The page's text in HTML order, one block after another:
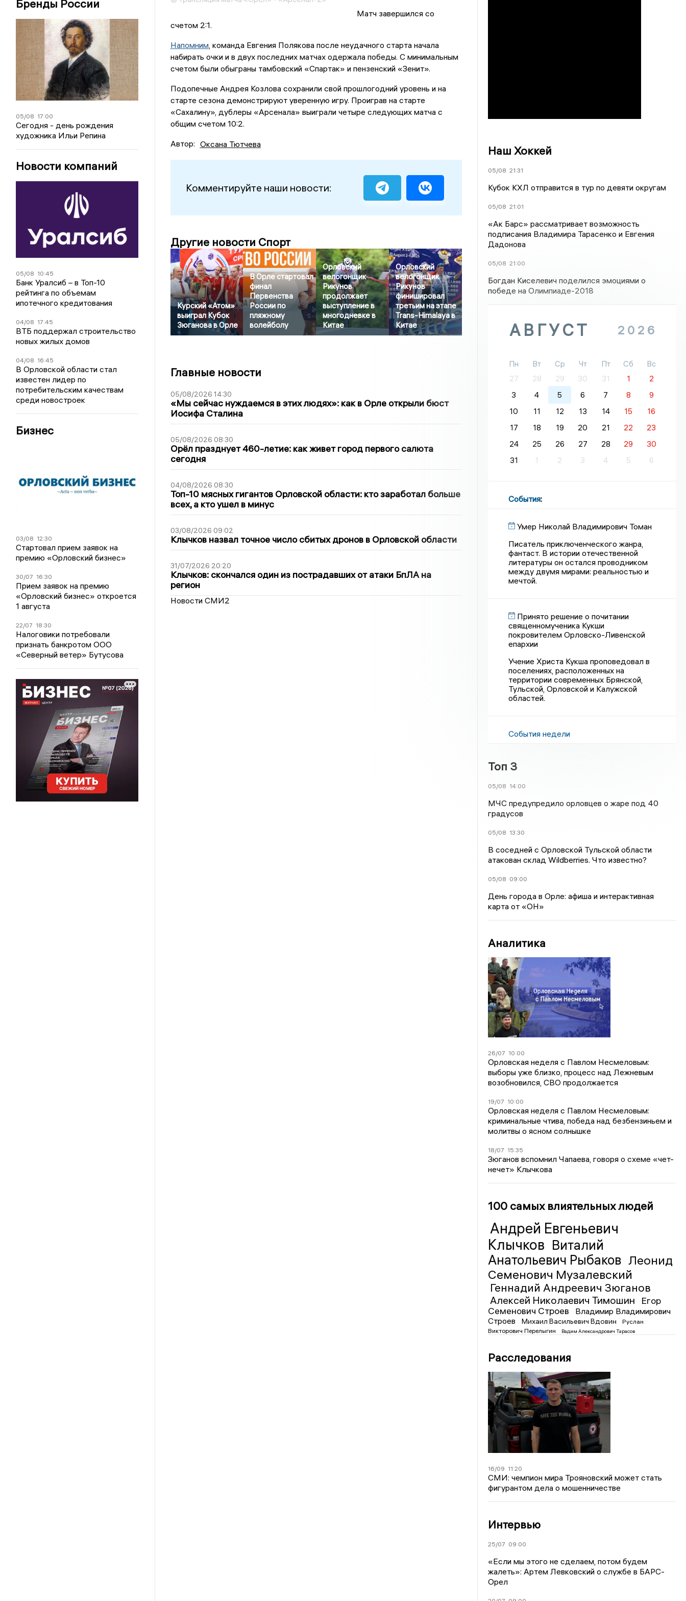
Бренды России
05/08 17:00
Сегодня - день рождения
художника Ильи Репина
Новости компаний
05/08 10:45
Банк Уралсиб – в Топ-10
рейтинга по объемам
ипотечного кредитования
04/08 17:45
ВТБ поддержал строительство
новых жилых домов
04/08 16:45
В Орловской области стал
известен лидер по
потребительским качествам
среди новостроек
Бизнес
03/08 12:30
Стартовал прием заявок на
премию «Орловский бизнес»
30/07 16:30
Прием заявок на премию
«Орловский бизнес» откроется
1 августа
22/07 18:30
Налоговики потребовали
признать банкротом ООО
«Северный ветер» Бутусова
Матч завершился со
счетом 2:1.
Напомним, команда Евгения Полякова после неудачного старта начала
набирать очки и в двух последних матчах одержала победы. С минимальным
счетом были обыграны тамбовский «Спартак» и пензенский «Зенит».
Подопечные Андрея Козлова сохранили свой прошлогодний уровень и на
старте сезона демонстрируют уверенную игру. Проиграв на старте
«Сахалину», дублеры «Арсенала» выиграли четыре следующих матча с
общим счетом 10:2.
Автор: Оксана Тютчева
Комментируйте наши новости:
Другие новости Спорт
Курский «Атом»
выиграл Кубок
Зюганова в Орле
В Орле стартовал
финал
Первенства
России по
пляжному
волейболу
Орловский
велогонщик
Рикунов
продолжает
выступление в
многодневке в
Китае
Орловский
велогонщик
Рикунов
финишировал
третьим на этапе
Trans-Himalaya в
Китае
Главные новости
05/08/2026 14:30
«Мы сейчас нуждаемся в этих людях»: как в Орле открыли бюст
Иосифа Сталина
05/08/2026 08:30
Орёл празднует 460-летие: как живет город первого салюта
сегодня
04/08/2026 08:30
Топ-10 мясных гигантов Орловской области: кто заработал больше
всех, а кто ушел в минус
03/08/2026 09:02
Клычков назвал точное число сбитых дронов в Орловской области
31/07/2026 20:20
Клычков: скончался один из пострадавших от атаки БпЛА на
регион
Новости СМИ2
Наш Хоккей
05/08 21:31
Кубок КХЛ отправится в тур по девяти округам
05/08 21:01
«Ак Барс» рассматривает возможность
подписания Владимира Тарасенко и Евгения
Дадонова
05/08 21:00
Богдан Киселевич поделился эмоциями о
победе на Олимпиаде-2018
АВГУСТ 2026
Пн Вт Ср Чт Пт Сб
Вс
27
28 29 30 31 1
2
3
4 5 6 7 8
9
10
11 12 13 14 15
16
17
18 19 20 21 22
23
24
25 26 27 28 29
30
31
1 2 3 4 5 6
События:
Умер Николай Владимирович Томан
Писатель приключенческого жанра,
фантаст. В истории отечественной
литературы он остался проводником
между двумя мирами: реальностью и
мечтой.
Принято решение о почитании
священномученика Кукши
покровителем Орловско-Ливенской
епархии
Учение Христа Кукша проповедовал в
поселениях, расположенных на
территории современных Брянской,
Тульской, Орловской и Калужской
областей.
События недели
Топ 3
05/08 14:00
МЧС предупредило орловцев о жаре под 40
градусов
05/08 13:30
В соседней с Орловской Тульской области
атакован склад Wildberries. Что известно?
05/08 09:00
День города в Орле: афиша и интерактивная
карта от «ОН»
Аналитика
26/07 10:00
Орловская неделя с Павлом Несмеловым:
выборы уже близко, процесс над Лежневым
возобновился, СВО продолжается
19/07 10:00
Орловская неделя с Павлом Несмеловым:
криминальные чтива, победа над безбензиньем и
молитвы о ясном солнышке
18/07 15:35
Зюганов вспомнил Чапаева, говоря о схеме «чет-
нечет» Клычкова
100 самых влиятельных людей
Андрей Евгеньевич
Клычков Виталий
Анатольевич Рыбаков Леонид
Семенович Музалевский
Геннадий Андреевич Зюганов
Алексей Николаевич Тимошин
Егор
Семенович Строев
Владимир Владимирович
Строев
Михаил Васильевич Вдовин
Руслан
Викторович Перелыгин
Вадим Александрович Тарасов
Расследования
16/09 11:20
СМИ: чемпион мира Трояновский может стать
фигурантом дела о мошенничестве
Интервью
25/07 09:00
«Если мы этого не сделаем, потом будем
жалеть»: Артем Левковский о службе в БАРС-
Орел